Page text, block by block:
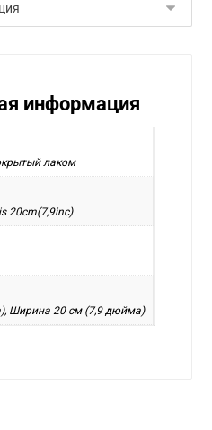
информация
лаком
20cm(7,9inc)
Ширина 20 см (7,9 дюйма)